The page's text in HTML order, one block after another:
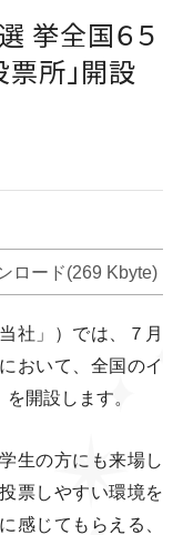
挙全国６５
票所｣開設
ロード(269 Kbyte)
社」）では、７月
おいて、全国のイ
開設します。
生の方にも来場し
票しやすい環境を
感じてもらえる、